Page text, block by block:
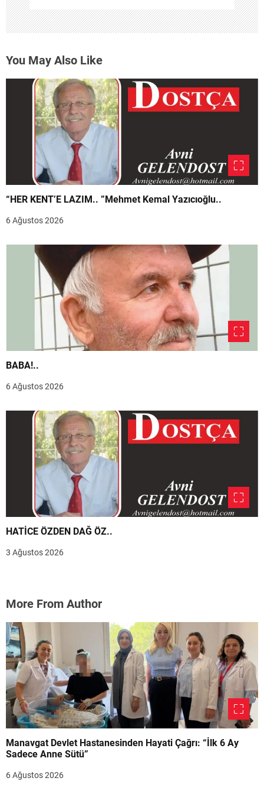
You May Also Like
“HER KENT’E LAZIM.. ”Mehmet Kemal Yazıcıoğlu..
6 Ağustos 2026
BABA!..
6 Ağustos 2026
HATİCE ÖZDEN DAĞ ÖZ..
3 Ağustos 2026
More From Author
Manavgat Devlet Hastanesinden Hayati Çağrı: “İlk 6 Ay
Sadece Anne Sütü”
6 Ağustos 2026